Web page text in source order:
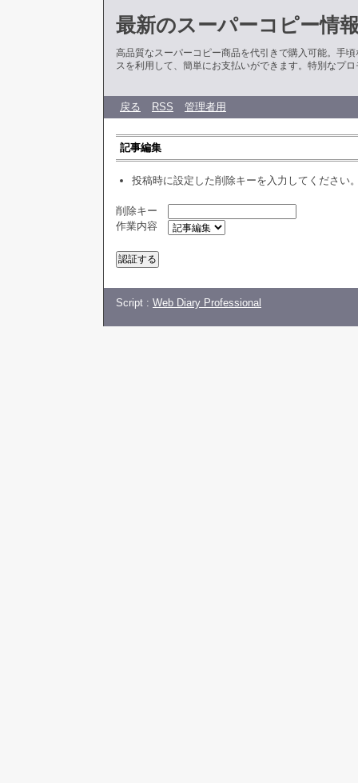
最新のスーパーコピー情
高品質なスーパーコピー商品を代引きで購入可能。手
スを利用して、簡単にお支払いができます。特別なプ
戻る RSS 管理者用
記事編集
投稿時に設定した削除キーを入力してください
削除キー
作業内容
Script : Web Diary Professional